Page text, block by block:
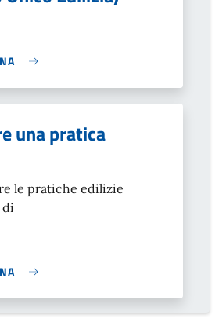
una pratica
le pratiche edilizie
di